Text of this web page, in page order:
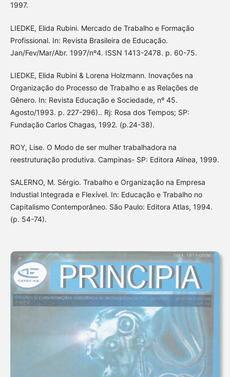
1997.
LIEDKE, Elida Rubini. Mercado de Trabalho e Formação
Profissional. In: Revista Brasileira de Educação.
Jan/Fev/Mar/Abr. 1997/nº4. ISSN 1413-2478. p. 60-75.
LIEDKE, Elida Rubini & Lorena Holzmann. Inovações na
Organização do Processo de Trabalho e as Relações de
Gênero. In: Revista Educação e Sociedade, nº 45.
Agosto/1993. p. 227-296).. Rj: Rosa dos Tempos; SP:
Fundação Carlos Chagas, 1992. (p.24-38).
ROY, Lise. O Modo de ser mulher trabalhadora na
reestruturação produtiva. Campinas- SP: Editora Alínea, 1999.
SALERNO, M. Sérgio. Trabalho e Organização na Empresa
Industial Integrada e Flexível. In: Educação e Trabalho no
Capitalismo Contemporâneo. São Paulo: Editora Atlas, 1994.
(p. 54-74).